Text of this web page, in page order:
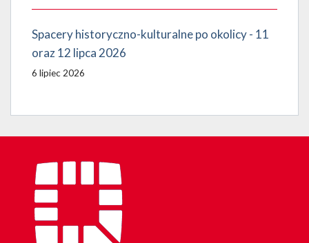
Spacery historyczno-kulturalne po okolicy - 11
oraz 12 lipca 2026
6 lipiec 2026